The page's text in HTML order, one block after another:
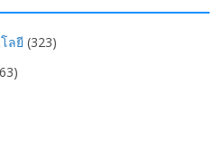
ลยี (323)